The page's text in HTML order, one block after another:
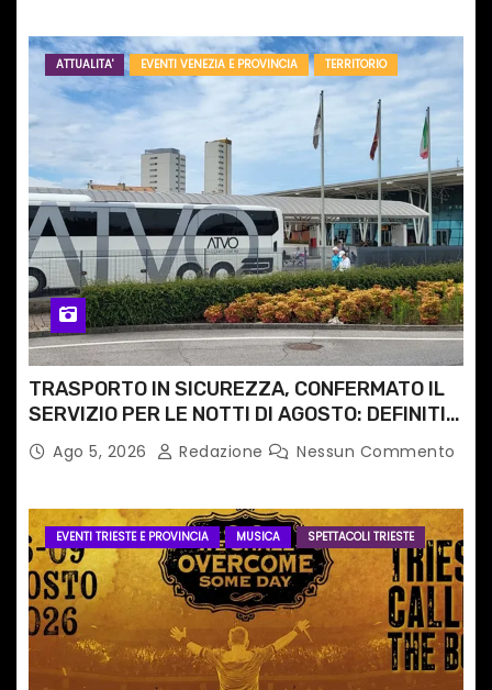
ATTUALITA' EVENTI VENEZIA E PROVINCIA TERRITORIO
TRASPORTO IN SICUREZZA, CONFERMATO IL
SERVIZIO PER LE NOTTI DI AGOSTO: DEFINITI
PERCORSI, FERMATE E ORARIO
Ago 5, 2026 Redazione Nessun Commento
EVENTI TRIESTE E PROVINCIA MUSICA SPETTACOLI TRIESTE